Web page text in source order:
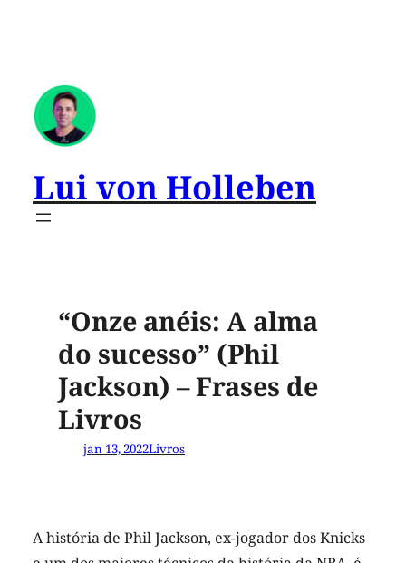
Lui von Holleben
“Onze anéis: A alma
do sucesso” (Phil
Jackson) – Frases de
Livros
jan 13, 2022Livros
A história de Phil Jackson, ex-jogador dos Knicks